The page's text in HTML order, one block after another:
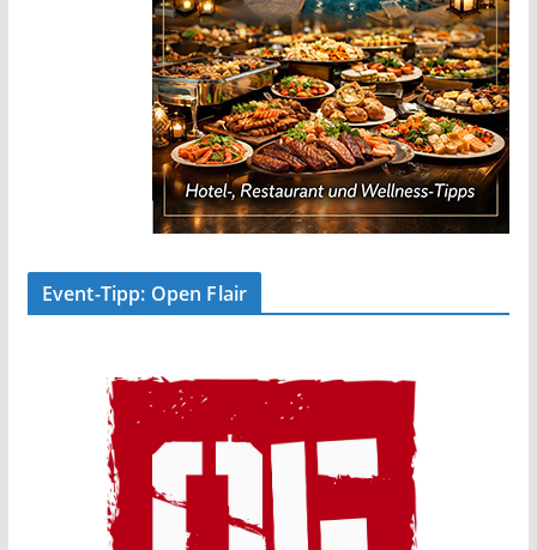
Event-Tipp: Open Flair